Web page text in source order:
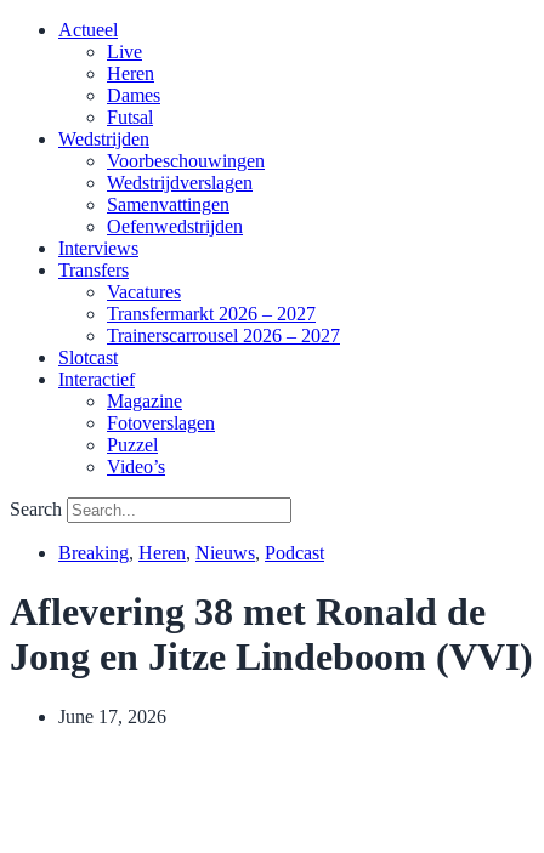
Actueel
Live
Heren
Dames
Futsal
Wedstrijden
Voorbeschouwingen
Wedstrijdverslagen
Samenvattingen
Oefenwedstrijden
Interviews
Transfers
Vacatures
Transfermarkt 2026 – 2027
Trainerscarrousel 2026 – 2027
Slotcast
Interactief
Magazine
Fotoverslagen
Puzzel
Video’s
Search
Breaking, Heren, Nieuws, Podcast
Aflevering 38 met Ronald de
Jong en Jitze Lindeboom (VVI)
June 17, 2026